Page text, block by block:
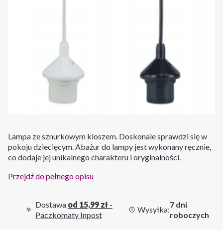
Lampa ze sznurkowym kloszem. Doskonale sprawdzi się w
pokoju dziecięcym. Abażur do lampy jest wykonany ręcznie,
co dodaje jej unikalnego charakteru i oryginalności.
Przejdź do pełnego opisu
Dostawa od 15,99 zł -
Paczkomaty Inpost
Wysyłka:
7 dni
roboczych